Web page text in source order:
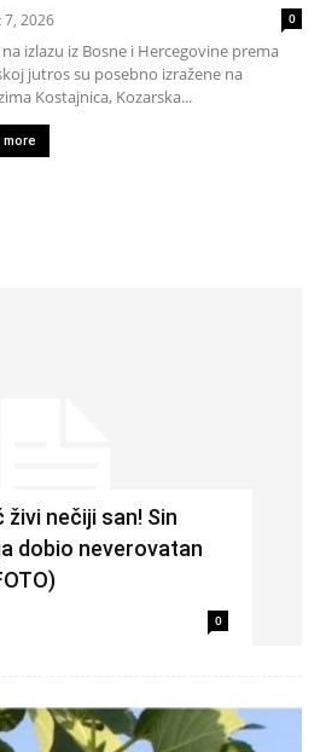
7, 2026 0
izlazu iz Bosne i Hercegovine prema
jutros su posebno izražene na
Kostajnica, Kozarska...
more
živi nečiji san! Sin
dobio neverovatan
0